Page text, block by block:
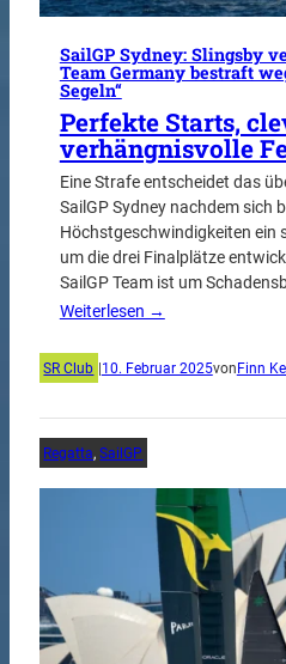
SailGP Sydney: Slingsby
Team Germany bestraft
Segeln“
Perfekte Starts,
verhängnisvolle
Eine Strafe entscheidet das
SailGP Sydney nachdem sich
Höchstgeschwindigkeiten ein
um die drei Finalplätze
SailGP Team ist um
Weiterlesen →
SR Club |10. Februar 2025vonFinn
Regatta, SailGP